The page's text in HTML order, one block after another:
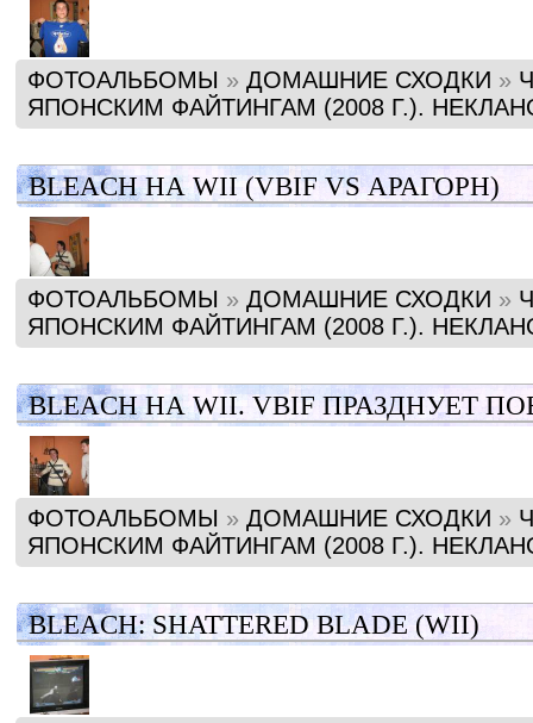
ФОТОАЛЬБОМЫ » ДОМАШНИЕ СХОДКИ »
ЯПОНСКИМ ФАЙТИНГАМ (2008 Г.).
BLEACH НА WII (VBIF VS АРАГОРН)
ФОТОАЛЬБОМЫ » ДОМАШНИЕ СХОДКИ »
ЯПОНСКИМ ФАЙТИНГАМ (2008 Г.).
BLEACH НА WII. VBIF ПРАЗДНУЕТ
ФОТОАЛЬБОМЫ » ДОМАШНИЕ СХОДКИ »
ЯПОНСКИМ ФАЙТИНГАМ (2008 Г.).
BLEACH: SHATTERED BLADE (WII)